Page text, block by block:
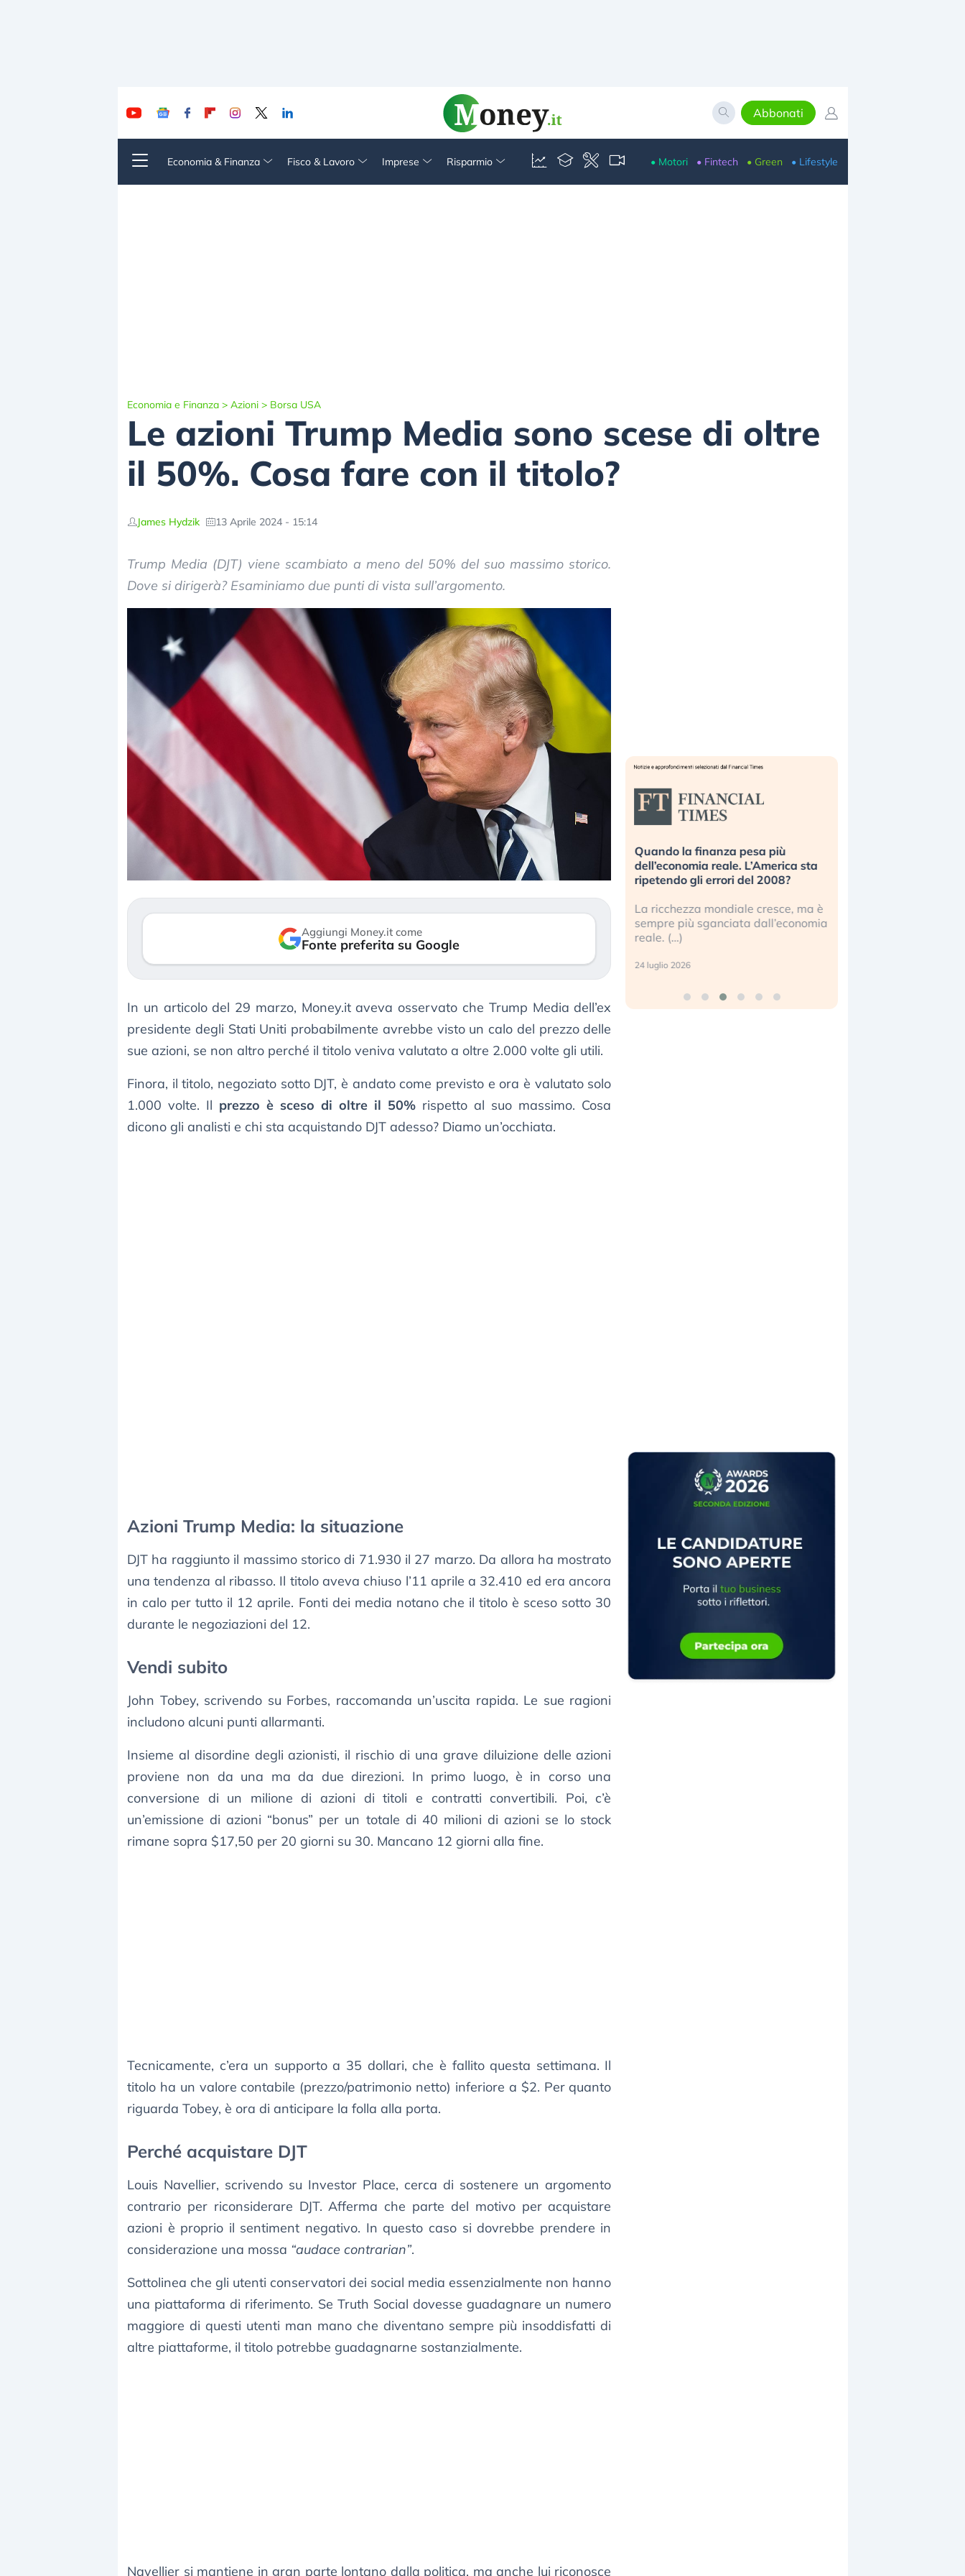
Abbonati
Economia & Finanza Fisco & Lavoro Imprese Risparmio • Motori • Fintech • Green • Lifestyle
Economia e Finanza > Azioni > Borsa USA
Le azioni Trump Media sono scese di oltre
il 50%. Cosa fare con il titolo?
James Hydzik 13 Aprile 2024 - 15:14
Trump Media (DJT) viene scambiato a meno del 50% del suo massimo storico.
Dove si dirigerà? Esaminiamo due punti di vista sull’argomento.
Aggiungi Money.it come
Fonte preferita su Google
In un articolo del 29 marzo, Money.it aveva osservato che Trump Media dell’ex
presidente degli Stati Uniti probabilmente avrebbe visto un calo del prezzo delle
sue azioni, se non altro perché il titolo veniva valutato a oltre 2.000 volte gli utili.
Finora, il titolo, negoziato sotto DJT, è andato come previsto e ora è valutato solo
1.000 volte. Il prezzo è sceso di oltre il 50% rispetto al suo massimo. Cosa
dicono gli analisti e chi sta acquistando DJT adesso? Diamo un’occhiata.
Azioni Trump Media: la situazione
DJT ha raggiunto il massimo storico di 71.930 il 27 marzo. Da allora ha mostrato
una tendenza al ribasso. Il titolo aveva chiuso l’11 aprile a 32.410 ed era ancora
in calo per tutto il 12 aprile. Fonti dei media notano che il titolo è sceso sotto 30
durante le negoziazioni del 12.
Vendi subito
John Tobey, scrivendo su Forbes, raccomanda un’uscita rapida. Le sue ragioni
includono alcuni punti allarmanti.
Insieme al disordine degli azionisti, il rischio di una grave diluizione delle azioni
proviene non da una ma da due direzioni. In primo luogo, è in corso una
conversione di un milione di azioni di titoli e contratti convertibili. Poi, c’è
un’emissione di azioni “bonus” per un totale di 40 milioni di azioni se lo stock
rimane sopra $17,50 per 20 giorni su 30. Mancano 12 giorni alla fine.
Tecnicamente, c’era un supporto a 35 dollari, che è fallito questa settimana. Il
titolo ha un valore contabile (prezzo/patrimonio netto) inferiore a $2. Per quanto
riguarda Tobey, è ora di anticipare la folla alla porta.
Perché acquistare DJT
Louis Navellier, scrivendo su Investor Place, cerca di sostenere un argomento
contrario per riconsiderare DJT. Afferma che parte del motivo per acquistare
azioni è proprio il sentiment negativo. In questo caso si dovrebbe prendere in
considerazione una mossa “audace contrarian”.
Sottolinea che gli utenti conservatori dei social media essenzialmente non hanno
una piattaforma di riferimento. Se Truth Social dovesse guadagnare un numero
maggiore di questi utenti man mano che diventano sempre più insoddisfatti di
altre piattaforme, il titolo potrebbe guadagnarne sostanzialmente.
Navellier si mantiene in gran parte lontano dalla politica, ma anche lui riconosce
Dalle valutazioni estreme alla
correzione. Cosa sta guidando il
repricing degli asset?
3 agosto 2026
«La mia vita è rovinata». Investitori
in preda al panico dopo lo scoppio
della bolla AI
Kospi, mentre gli investitori retail (…)
30 luglio 2026
Quando la finanza pesa più
dell’economia reale. L’America sta
ripetendo gli errori del 2008?
La ricchezza mondiale cresce, ma è
sempre più sganciata dall’economia
reale. (…)
24 luglio 2026